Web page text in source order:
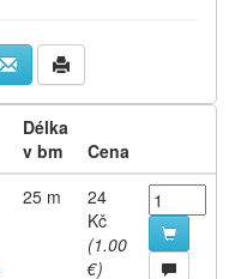
Délka
v bm
Cena
25 m
24
Kč
(1.00
€)